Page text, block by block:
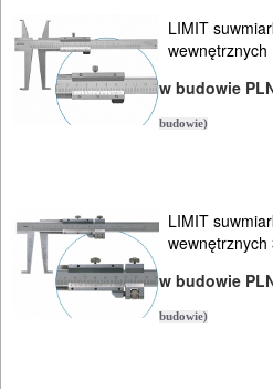
MASZYNKI
URZĄDZENIA
BUDOWLANE
BRUKARSKIE
OBRÓBKA
DREWNA
LIMIT
wewnętrznych
w budowie
budowie)
LIMIT
wewnętrznych
w budowie
budowie)